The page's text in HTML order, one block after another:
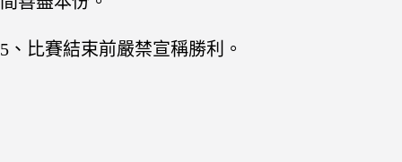
5、比賽結束前嚴禁宣稱勝利。